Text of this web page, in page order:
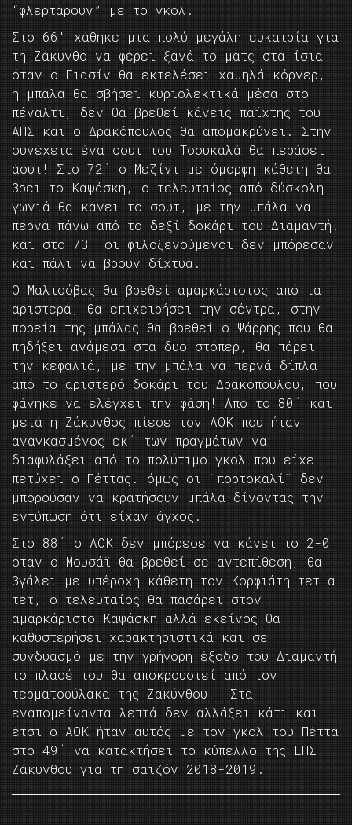
“φλερτάρουν” με το γκολ.
Στο 66′ χάθηκε μια πολύ μεγάλη ευκαιρία για
τη Ζάκυνθο να φέρει ξανά το ματς στα ίσια
όταν ο Γιασίν θα εκτελέσει χαμηλά κόρνερ,
η μπάλα θα σβήσει κυριολεκτικά μέσα στο
πέναλτι, δεν θα βρεθεί κάνεις παίχτης του
ΑΠΣ και ο Δρακόπουλος θα απομακρύνει. Στην
συνέχεια ένα σουτ του Τσουκαλά θα περάσει
άουτ! Στο 72΄ ο Μεζίνι με όμορφη κάθετη θα
βρει το Καψάσκη, ο τελευταίος από δύσκολη
γωνιά θα κάνει το σουτ, με την μπάλα να
περνά πάνω από το δεξί δοκάρι του Διαμαντή.
και στο 73΄ οι φιλοξενούμενοι δεν μπόρεσαν
και πάλι να βρουν δίχτυα.
Ο Μαλισόβας θα βρεθεί αμαρκάριστος από τα
αριστερά, θα επιχειρήσει την σέντρα, στην
πορεία της μπάλας θα βρεθεί ο Ψάρρης που θα
πηδήξει ανάμεσα στα δυο στόπερ, θα πάρει
την κεφαλιά, με την μπάλα να περνά δίπλα
από το αριστερό δοκάρι του Δρακόπουλου, που
φάνηκε να ελέγχει την φάση! Από το 80΄ και
μετά η Ζάκυνθος πίεσε τον ΑΟΚ που ήταν
αναγκασμένος εκ΄ των πραγμάτων να
διαφυλάξει από το πολύτιμο γκολ που είχε
πετύχει ο Πέττας. όμως οι ¨πορτοκαλί¨ δεν
μπορούσαν να κρατήσουν μπάλα δίνοντας την
εντύπωση ότι είχαν άγχος.
Στο 88΄ ο ΑΟΚ δεν μπόρεσε να κάνει το 2-0
όταν ο Μουσάϊ θα βρεθεί σε αντεπίθεση, θα
βγάλει με υπέροχη κάθετη τον Κορφιάτη τετ α
τετ, ο τελευταίος θα πασάρει στον
αμαρκάριστο Καψάσκη αλλά εκείνος θα
καθυστερήσει χαρακτηριστικά και σε
συνδυασμό με την γρήγορη έξοδο του Διαμαντή
το πλασέ του θα αποκρουστεί από τον
τερματοφύλακα της Ζακύνθου! Στα
εναπομείναντα λεπτά δεν αλλάξει κάτι και
έτσι ο ΑΟΚ ήταν αυτός με τον γκολ του Πέττα
στο 49΄ να κατακτήσει το κύπελλο της ΕΠΣ
Ζάκυνθου για τη σαιζόν 2018-2019.